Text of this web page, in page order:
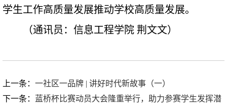
学生工作高质量发展推动学校高质量发展。
（通讯员：信息工程学院 荆文文）
上一条： 一社区一品牌 | 讲好时代新故事（一）
下一条：
蓝桥杯比赛动员大会隆重举行，助力参赛学生发挥潜